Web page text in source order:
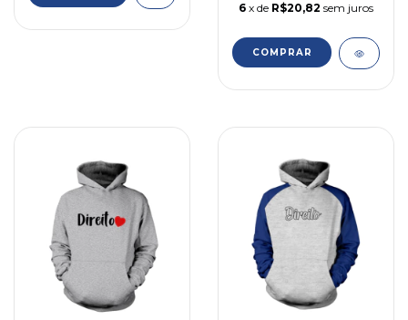
6 x de R$20,82 sem juros
COMPRAR